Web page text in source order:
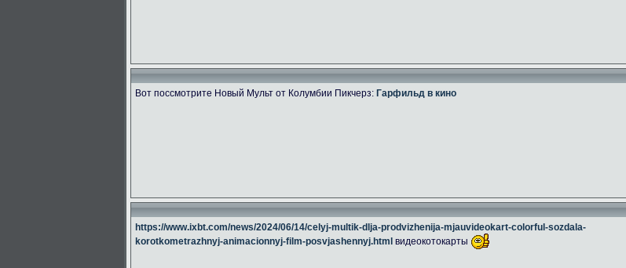
Вот поссмотрите Новый Мульт от Колумбии Пикчерз: Гарфильд в кино
https://www.ixbt.com/news/2024/06/14/celyj-multik-dlja-prodvizhenija-mjauvideokart-colorful-sozdala-
korotkometrazhnyj-animacionnyj-film-posvjashennyj.html видеокотокарты